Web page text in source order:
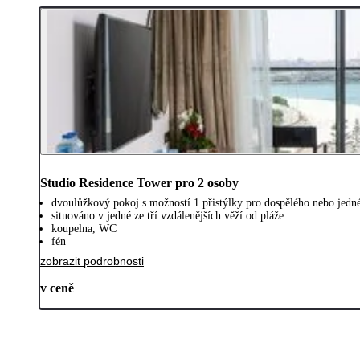
Studio Residence Tower pro 2 osoby
dvoulůžkový pokoj s možností 1 přistýlky pro dospělého nebo
situováno v jedné ze tří vzdálenějších věží od pláže
koupelna, WC
fén
zobrazit podrobnosti
v ceně